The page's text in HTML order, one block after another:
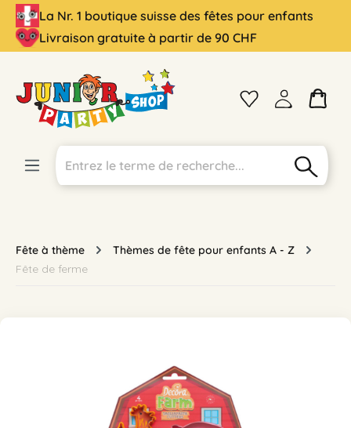
principal
La Nr. 1 boutique suisse des fêtes pour enfants
Livraison gratuite à partir de 90 CHF
Fête à thème
Thèmes de fête pour enfants A - Z
Fête de ferme